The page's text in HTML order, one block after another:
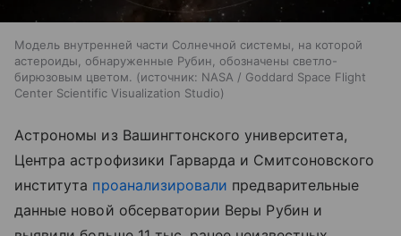
Модель внутренней части Солнечной системы, на которой
астероиды, обнаруженные Рубин, обозначены светло-
бирюзовым цветом.
источник: NASA / Goddard Space Flight
Center Scientific Visualization Studio
Астрономы из Вашингтонского университета,
Центра астрофизики Гарварда и Смитсоновского
института проанализировали предварительные
данные новой обсерватории Веры Рубин и